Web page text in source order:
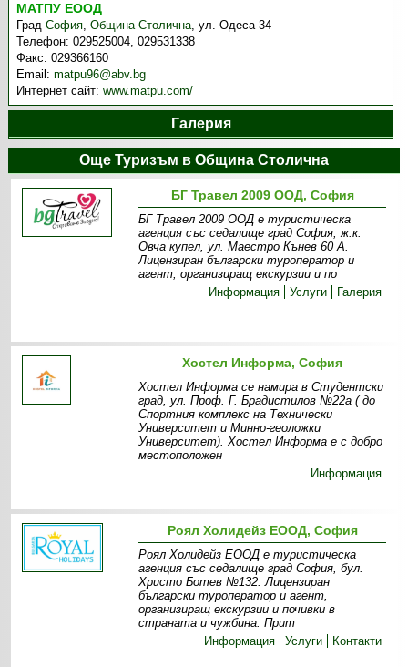
МАТПУ ЕООД
ГрадСофия,Община Столична,ул. Одеса 34
Телефон:029525004, 029531338
Факс:029366160
Email:matpu96@abv.bg
Интернет сайт:www.matpu.com/
Галерия
Още Туризъм в Община Столична
БГ Травел 2009 ООД, София
БГ Травел 2009 ООД е туристическа
агенция със седалище град София, ж.к.
Овча купел, ул. Маестро Кънев 60 А.
Лицензиран български туроператор и
агент, организиращ екскурзии и по
Информация
Услуги Галерия
Хостел Информа, София
Хостел Информа се намира в Студентски
град, ул. Проф. Г. Брадистилов №22а ( до
Спортния комплекс на Технически
Университет и Минно-геоложки
Университет). Хостел Информа е с добро
местоположен
Информация
Роял Холидейз ЕООД, София
Роял Холидейз ЕООД е туристическа
агенция със седалище град София, бул.
Христо Ботев №132. Лицензиран
български туроператор и агент,
организиращ екскурзии и почивки в
страната и чужбина. Прит
Информация
Услуги Контакти